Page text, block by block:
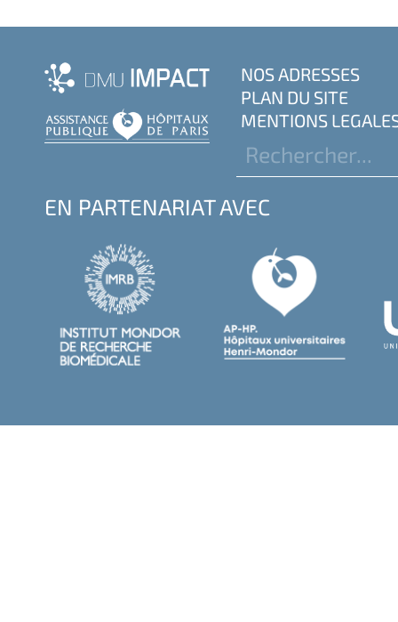
NOS ADRESSES
PLAN DU SITE
MENTIONS
EN PARTENARIAT AVEC